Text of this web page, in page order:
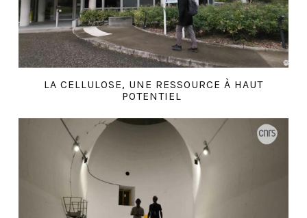
LA CELLULOSE, UNE RESSOURCE À HAUT
POTENTIEL